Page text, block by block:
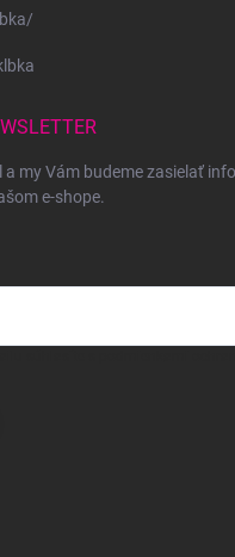
a my Vám budeme zasielať
e-shope.